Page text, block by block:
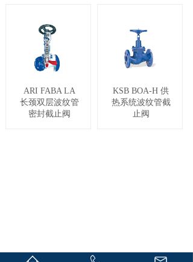
ARI FABA LA
长颈双层波纹管
密封截止阀
KSB BOA-H 供
热系统波纹管截
止阀